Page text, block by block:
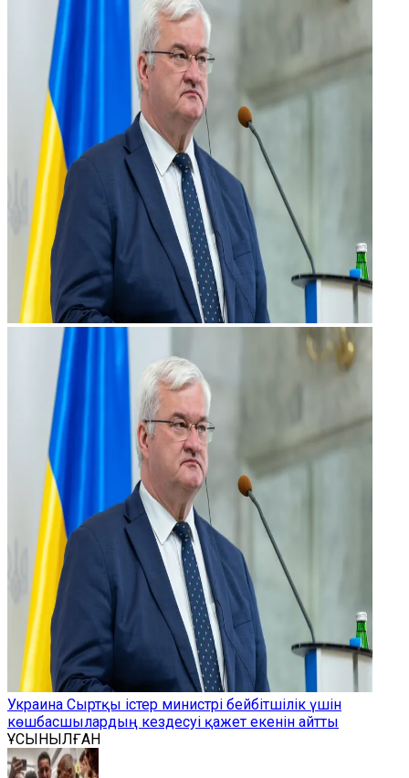
Украина Сыртқы істер министрі бейбітшілік үшін
көшбасшылардың кездесуі қажет екенін айтты
ҰСЫНЫЛҒАН